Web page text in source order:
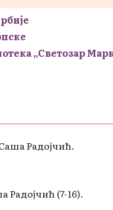
„Светозар
Радојчић.
(7-16).